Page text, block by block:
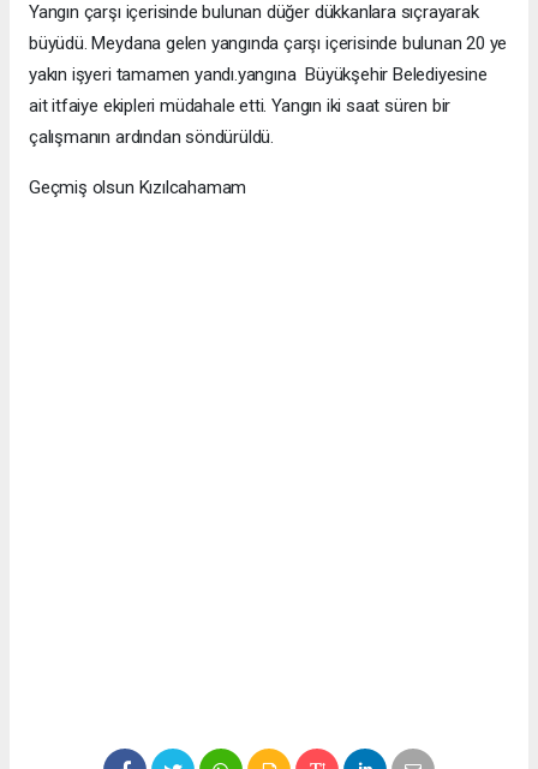
Yangın çarşı içerisinde bulunan düğer dükkanlara sıçrayarak
büyüdü. Meydana gelen yangında çarşı içerisinde bulunan 20 ye
yakın işyeri tamamen yandı.yangına Büyükşehir Belediyesine
ait itfaiye ekipleri müdahale etti. Yangın iki saat süren bir
çalışmanın ardından söndürüldü.
Geçmiş olsun Kızılcahamam